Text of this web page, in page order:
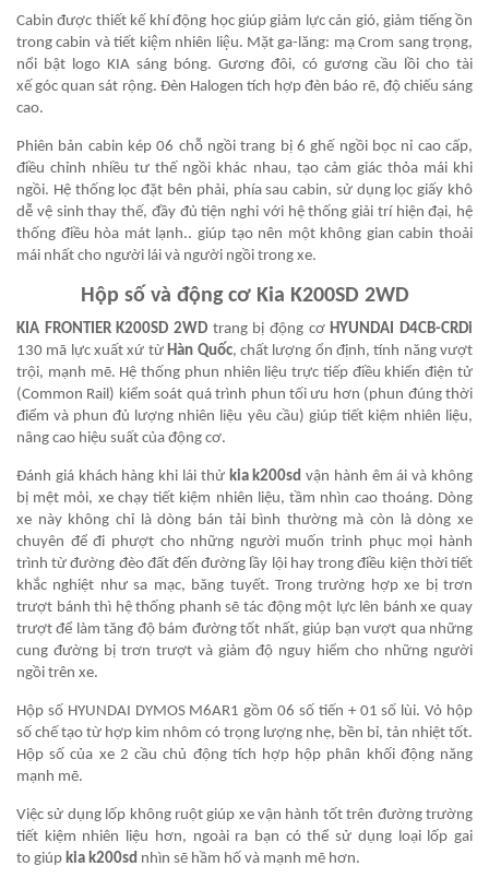
Cabin được thiết kế khí động học giúp giảm lực cản gió, giảm tiếng ồn
trong cabin và tiết kiệm nhiên liệu. Mặt ga-lăng: mạ Crom sang trọng,
nổi bật logo KIA sáng bóng. Gương đôi, có gương cầu lồi cho tài
xế góc quan sát rộng. Đèn Halogen tích hợp đèn báo rẽ, độ chiếu sáng
cao.
Phiên bản cabin kép 06 chỗ ngồi trang bị 6 ghế ngồi bọc nỉ cao cấp,
điều chỉnh nhiều tư thế ngồi khác nhau, tạo cảm giác thỏa mái khi
ngồi. Hệ thống lọc đặt bên phải, phía sau cabin, sử dụng lọc giấy khô
dễ vệ sinh thay thế, đầy đủ tiện nghi với hệ thống giải trí hiện đại, hệ
thống điều hòa mát lạnh.. giúp tạo nên một không gian cabin thoải
mái nhất cho người lái và người ngồi trong xe.
Hộp số và động cơ Kia K200SD 2WD
KIA FRONTIER K200SD 2WD trang bị động cơ HYUNDAI D4CB-CRDi
130 mã lực xuất xứ từ Hàn Quốc, chất lượng ổn định, tính năng vượt
trội, mạnh mẽ. Hệ thống phun nhiên liệu trực tiếp điều khiển điện tử
(Common Rail) kiểm soát quá trình phun tối ưu hơn (phun đúng thời
điểm và phun đủ lượng nhiên liệu yêu cầu) giúp tiết kiệm nhiên liệu,
nâng cao hiệu suất của động cơ.
Đánh giá khách hàng khi lái thử kia k200sd vận hành êm ái và không
bị mệt mỏi, xe chạy tiết kiệm nhiên liệu, tầm nhìn cao thoáng. Dòng
xe này không chỉ là dòng bán tải bình thường mà còn là dòng xe
chuyên để đi phượt cho những người muốn trinh phục mọi hành
trình từ đường đèo đất đến đường lầy lội hay trong điều kiện thời tiết
khắc nghiệt như sa mạc, băng tuyết. Trong trường hợp xe bị trơn
trượt bánh thì hệ thống phanh sẽ tác động một lực lên bánh xe quay
trượt để làm tăng độ bám đường tốt nhất, giúp bạn vượt qua những
cung đường bị trơn trượt và giảm độ nguy hiểm cho những người
ngồi trên xe.
Hộp số HYUNDAI DYMOS M6AR1 gồm 06 số tiến + 01 số lùi. Vỏ hộp
số chế tạo từ hợp kim nhôm có trọng lượng nhẹ, bền bỉ, tản nhiệt tốt.
Hộp số của xe 2 cầu chủ động tích hợp hộp phân khối động năng
mạnh mẽ.
Việc sử dụng lốp không ruột giúp xe vận hành tốt trên đường trường
tiết kiệm nhiên liệu hơn, ngoài ra bạn có thể sử dụng loại lốp gai
to giúp kia k200sd nhìn sẽ hầm hố và mạnh mẽ hơn.